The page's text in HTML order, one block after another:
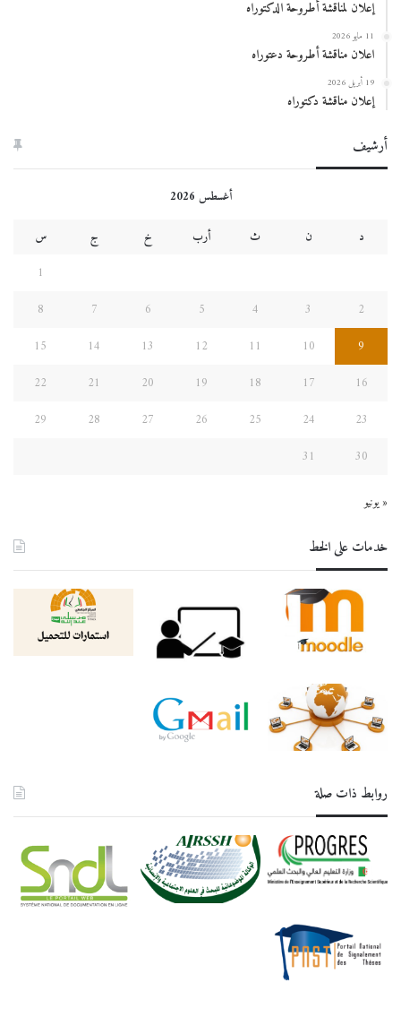
إعلان لمناقشة أطروحة الدكتوراه
11 مايو 2026
اعلان مناقشة أطروحة دعتوراه
19 أبريل 2026
إعلان مناقشة دكتوراه
أرشيف
أغسطس 2026
د
ن ث أرب خ ج
س
1
2
3
4
5
6
7
8
9
10
11
12
13
14
15
16
17
18
19
20
21
22
23
24
25
26
27
28
29
30
31
« يونيو
خدمات على الخط
روابط ذات صلة